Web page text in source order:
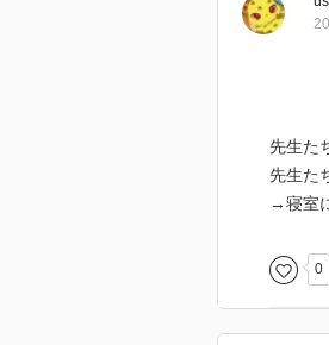
先生た
先生た
→寝室
0